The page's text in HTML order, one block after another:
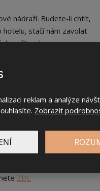
nádraží. Budete-li chtít,
hotelu, stačí nám zavolat
příjezdu.
řidič čekat na letišti a
hotelu na letiště.
ZDE
reklam a analýze
Zobrazit